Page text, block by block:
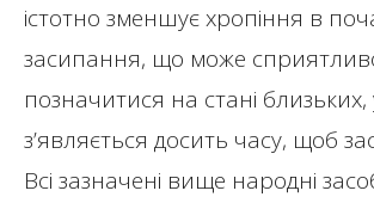
істотно зменшує хропіння в
засипання, що може
позначитися на стані близьких,
з’являється досить часу, щоб
Всі зазначені вище народні